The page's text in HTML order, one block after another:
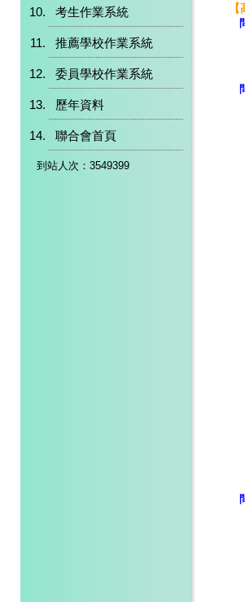
考生作業系統
推薦學校作業系統
委員學校作業系統
歷年資料
聯合會首頁
到站人次：3549399